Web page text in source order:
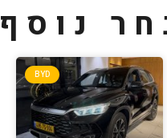
נוסף
BYD